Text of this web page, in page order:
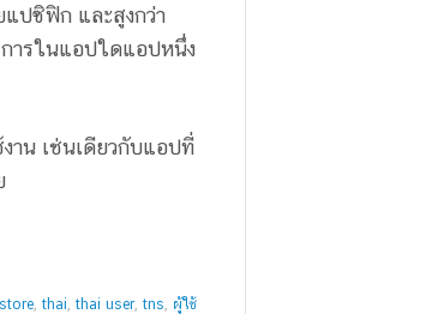
แปซิฟิก และสูงกว่า
ารในแอปใดแอปหนึ่ง
าน เช่นเดียวกับแอปที่
,thai ,thai user,tns
ผู้ใช้